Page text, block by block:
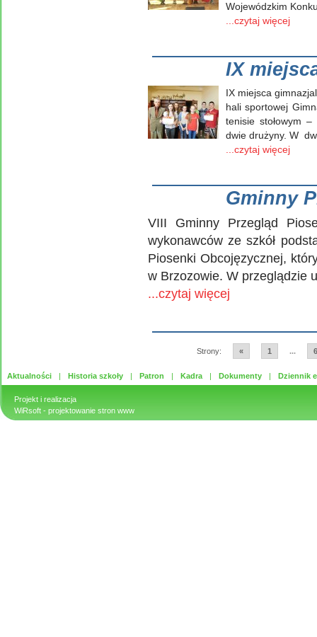
Wojewódzkim
...czytaj więcej
IX
IX miejsca
hali sportowej
tenisie stołowym
dwie drużyny. W
...czytaj więcej
Gminny
VIII Gminny Przegląd
wykonawców ze szkół
Piosenki Obcojęzycznej,
w Brzozowie. W przeglądzie
...czytaj więcej
Strony: « 1 ... 6
Aktualności Historia szkoły Patron Kadra Dokumenty Dziennik
Projekt i realizacja
WiRsoft - projektowanie stron www